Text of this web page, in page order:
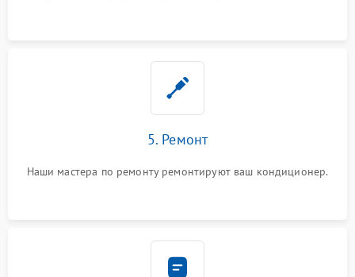
5. Ремонт
Наши мастера по ремонту ремонтируют ваш кондиционер.